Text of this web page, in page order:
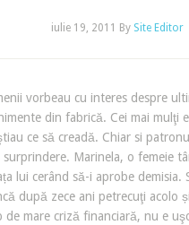
iulie 19, 2011 By Site Editor
vorbeau cu interes despre
din fabrică. Cei mai mulţi
ce să creadă. Chiar si
surprindere. Marinela, o femeie
lui cerând să-i aprobe demisia.
după zece ani petrecuţi acolo
de mare criză financiară, nu e